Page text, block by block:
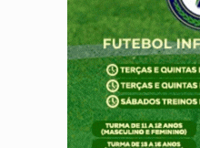
VÍDEO: Ladrão
BOLSAS DE
MATERIAL:Brasil
VÍDEO:Serpente